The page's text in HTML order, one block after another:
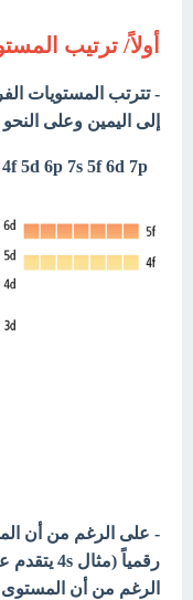
أولاً/ ترتيب
- تترتب المستويات
إلى اليمين وعلى النحو
4f 5d 6p 7s 5f 6d 7p
- على الرغم من أن
الرغم من أن المستوى